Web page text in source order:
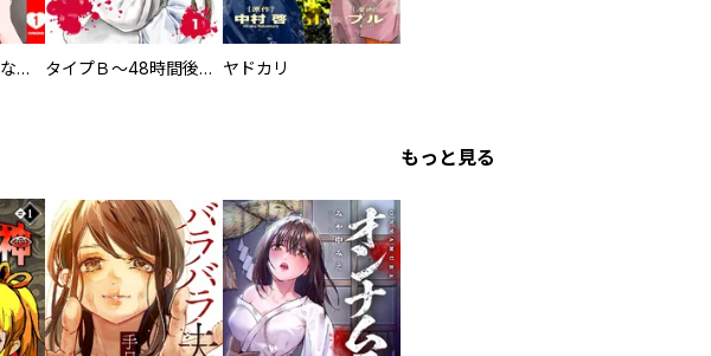
葬儀屋タケコ～あなたの最期、叶えます【電子単行本版】 タイプＢ～48時間後、致死率100％～【単話】 ヤドカリ
もっと見る